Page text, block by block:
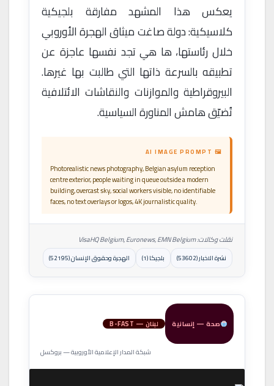
يعكس هذا المشهد مفارقة بلجيكية
كلاسيكية: دولة صاغت ميثاق الهجرة الأوروبي
خلال رئاستها، ها هي تجد نفسها عاجزة عن
تطبيقه بالسرعة ذاتها التي طالبت بها غيرها.
البيروقراطية والموازنات والنقاشات الائتلافية
تُضيّق هامش المناورة السياسية.
🖼 AI IMAGE PROMPT
Photorealistic news photography, Belgian asylum reception
centre exterior, people waiting in queue outside a modern
building, overcast sky, social workers visible, no identifiable
faces, no text overlays or logos, 4K journalistic quality.
نقلت وكالات: VisaHQ Belgium, Euronews, EMN Belgium
نشرة الاخبار (53602) بلجيكا (1) الهجرة وحقوق الإنسان (52195)
صحة — إنسانية لبنان — B-FAST
شبكة المدار الإعلامية الأوروبية — بروكسل